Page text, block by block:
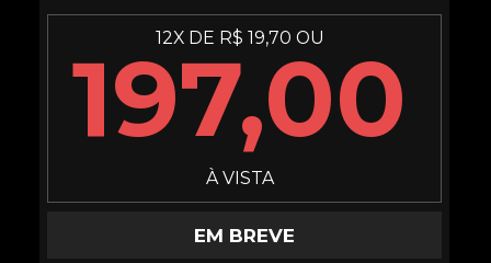
197,00
12X DE R$ 19,70 OU
À VISTA
EM BREVE